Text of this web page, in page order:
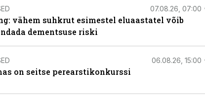
07.08.26, 07:00
vähem suhkrut esimestel eluaastatel võib
dementsuse riski
06.08.26, 15:00
on seitse perearstikonkurssi